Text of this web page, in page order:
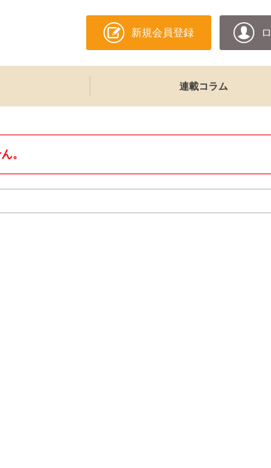
新規会員登録
連載コラム
。